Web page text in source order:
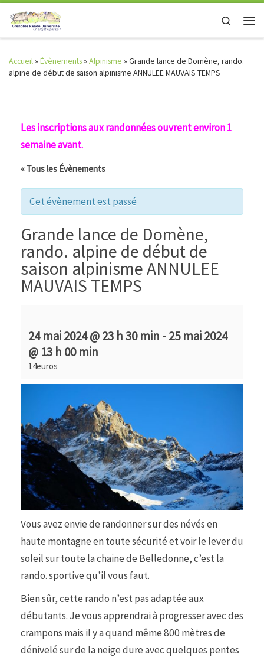
Skip to content
Search
Accueil» Évènements» Alpinisme » Grande lance de Domène, rando.
alpine de début de saison alpinisme ANNULEE MAUVAIS TEMPS
Les inscriptions aux randonnées ouvrent environ 1
semaine avant.
« Tous les Évènements
Cet évènement est passé
Grande lance de Domène,
rando. alpine de début de
saison alpinisme ANNULEE
MAUVAIS TEMPS
24 mai 2024 @ 23 h 30 min -25 mai 2024
@ 13 h 00 min
14euros
Vous avez envie de randonner sur des névés en
haute montagne en toute sécurité et voir le lever du
soleil sur toute la chaine de Belledonne, c’est la
rando. sportive qu’il vous faut.
Bien sûr, cette rando n’est pas adaptée aux
débutants. Je vous apprendrai à progresser avec des
crampons mais il y a quand même 800 mètres de
dénivelé sur de la neige dure avec quelques pentes